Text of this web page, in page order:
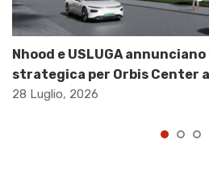
Nhood e USLUGA
strategica per Orbis Center
28 Luglio, 2026